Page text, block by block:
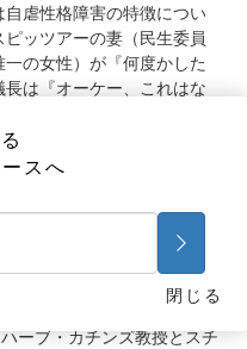
虐性格障害の特徴につい
ッツアーの妻（民生委員
の女性）が『何度かした
は『オーケー、これはな
科学』なんだから、我々
か？」
背後にある真の動機につい
もしあなたが診断結果を出
ーブ・カチンズ教授とスチ
スへ
閉じる